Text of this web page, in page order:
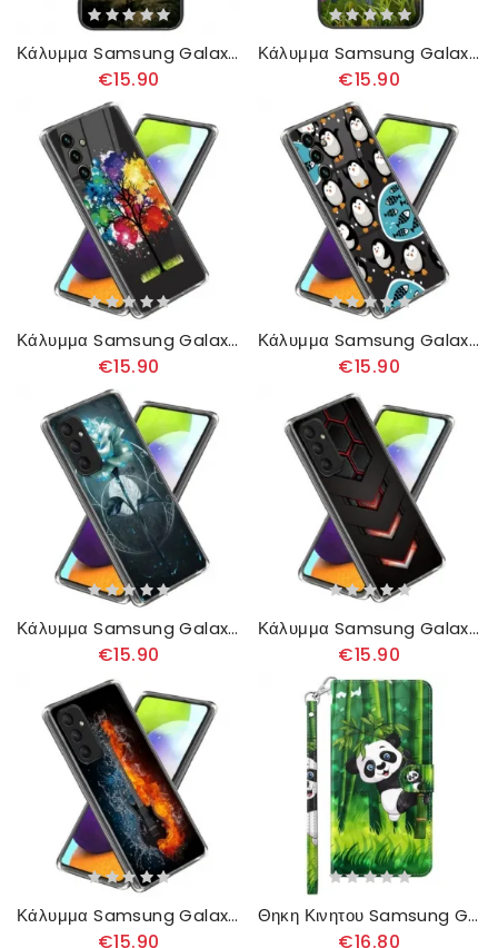
Κάλυμμα Samsung Galaxy A55 5g Θήκες Κινητών Man And Moon Tempered Glass
€15.90
Κάλυμμα Samsung Galaxy A55 5g Γυάλινο Μπουκάλι Και Πεταλούδα
€15.90
Κάλυμμα Samsung Galaxy A55 5g Πολύχρωμο Δέντρο
€15.90
Κάλυμμα Samsung Galaxy A55 5g Πιγκουίνοι
€15.90
Κάλυμμα Samsung Galaxy A55 5g Πράσινο Τριαντάφυλλο
€15.90
Κάλυμμα Samsung Galaxy A55 5g Γεωμετρικός Σχεδιασμός
€15.90
Κάλυμμα Samsung Galaxy A55 5g Κιθάρα Πάγου Και Φωτιάς Σιλικόνης
€15.90
Θηκη Κινητου Samsung Galaxy A55 5g Θήκες Κινητών Bamboo Panda Με Λουράκι
€16.80